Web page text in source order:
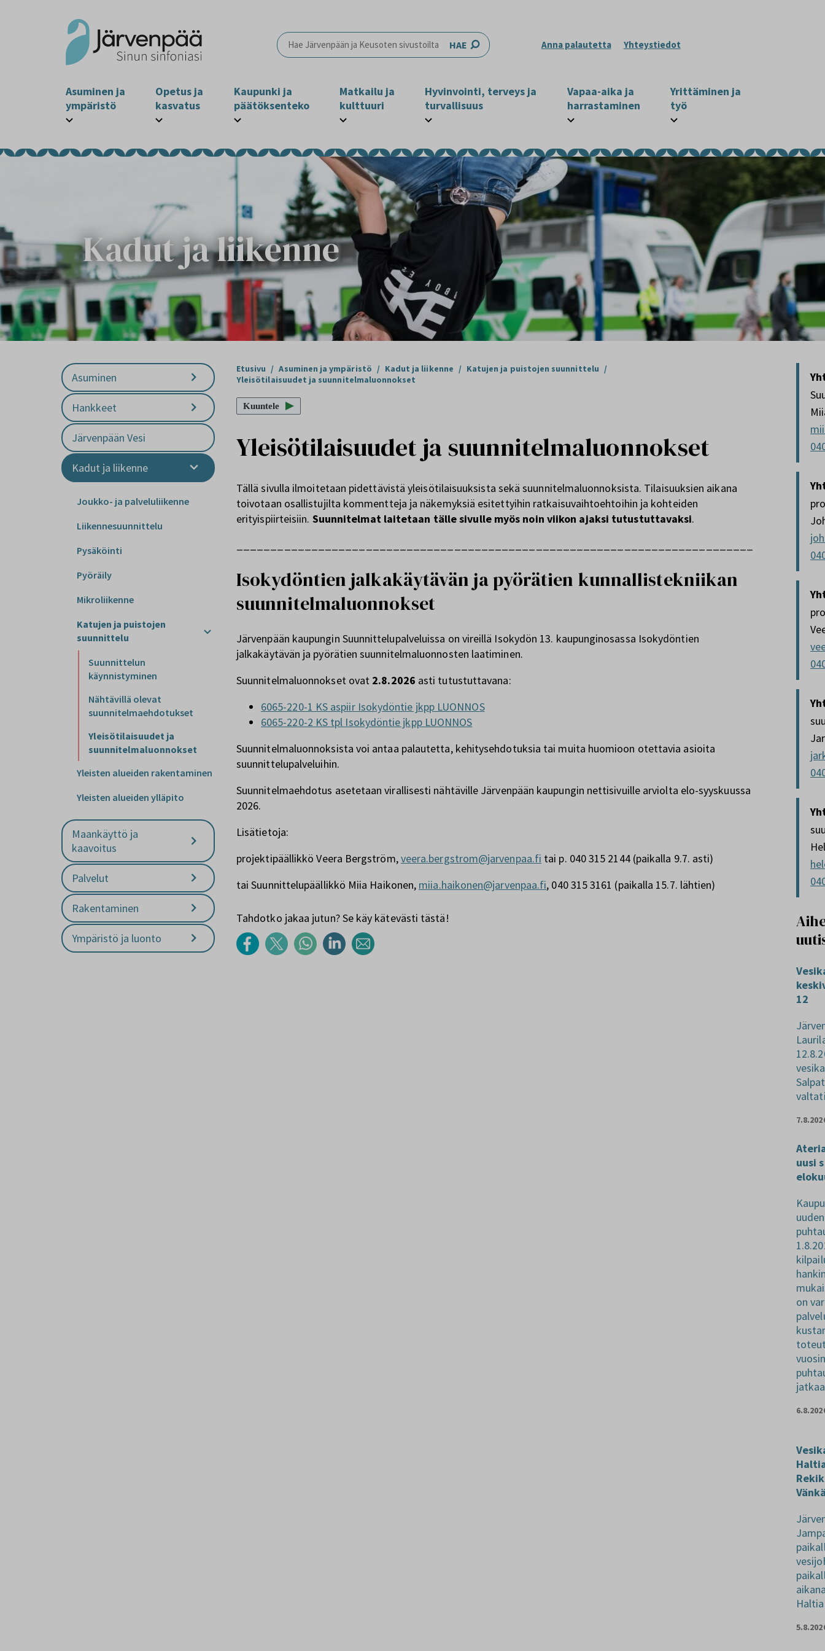
HAE Anna palautetta Yhteystiedot
Asuminen ja
ympäristö
Opetus ja
kasvatus
Kaupunki ja
päätöksenteko
Matkailu ja
kulttuuri
Hyvinvointi, terveys ja
turvallisuus
Vapaa-aika ja
harrastaminen
Yrittäminen ja
työ
Kadut ja liikenne
Asuminen
Hankkeet
Järvenpään Vesi
Kadut ja liikenne
Joukko- ja palveluliikenne
Liikennesuunnittelu
Pysäköinti
Pyöräily
Mikroliikenne
Katujen ja puistojen
suunnittelu
Suunnittelun
käynnistyminen
Nähtävillä olevat
suunnitelmaehdotukset
Yleisötilaisuudet ja
suunnitelmaluonnokset
Yleisten alueiden rakentaminen
Yleisten alueiden ylläpito
Maankäyttö ja
kaavoitus
Palvelut
Rakentaminen
Ympäristö ja luonto
Etusivu / Asuminen ja ympäristö / Kadut ja liikenne / Katujen ja puistojen suunnittelu /
Yleisötilaisuudet ja suunnitelmaluonnokset
Kuuntele
Yleisötilaisuudet ja suunnitelmaluonnokset
Tällä sivulla ilmoitetaan pidettävistä yleisötilaisuuksista sekä suunnitelmaluonnoksista. Tilaisuuksien aikana
toivotaan osallistujilta kommentteja ja näkemyksiä esitettyihin ratkaisuvaihtoehtoihin ja kohteiden
erityispiirteisiin. Suunnitelmat laitetaan tälle sivulle myös noin viikon ajaksi tutustuttavaksi.
Isokydöntien jalkakäytävän ja pyörätien kunnallistekniikan
suunnitelmaluonnokset
Järvenpään kaupungin Suunnittelupalveluissa on vireillä Isokydön 13. kaupunginosassa Isokydöntien
jalkakäytävän ja pyörätien suunnitelmaluonnosten laatiminen.
Suunnitelmaluonnokset ovat 2.8.2026 asti tutustuttavana:
6065-220-1 KS aspiir Isokydöntie jkpp LUONNOS
6065-220-2 KS tpl Isokydöntie jkpp LUONNOS
Suunnitelmaluonnoksista voi antaa palautetta, kehitysehdotuksia tai muita huomioon otettavia asioita
suunnittelupalveluihin.
Suunnitelmaehdotus asetetaan virallisesti nähtäville Järvenpään kaupungin nettisivuille arviolta elo-syyskuussa
2026.
Lisätietoja:
projektipäällikkö Veera Bergström,veera.bergstrom@jarvenpaa.fi tai p. 040 315 2144 (paikalla 9.7. asti)
tai Suunnittelupäällikkö Miia Haikonen, miia.haikonen@jarvenpaa.fi, 040 315 3161 (paikalla 15.7. lähtien)
Tahdotko jakaa jutun? Se käy kätevästi tästä!
12
uusi
on